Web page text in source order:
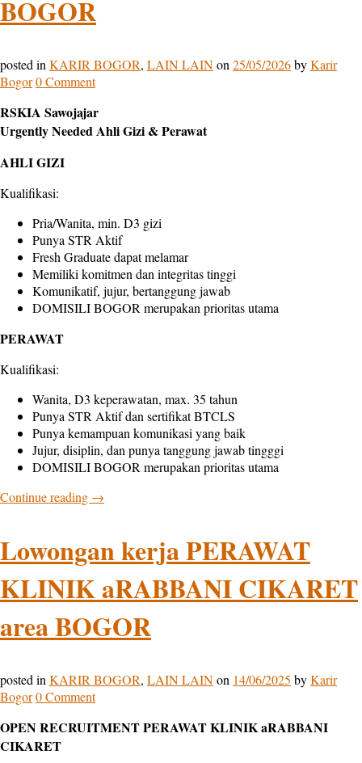
BOGOR
posted inKARIR BOGOR, LAIN LAINon25/05/2026byKarir
Bogor0 Comment
RSKIA Sawojajar
Urgently Needed Ahli Gizi & Perawat
AHLI GIZI
Kualifikasi:
Pria/Wanita, min. D3 gizi
Punya STR Aktif
Fresh Graduate dapat melamar
Memiliki komitmen dan integritas tinggi
Komunikatif, jujur, bertanggung jawab
DOMISILI BOGOR merupakan prioritas utama
PERAWAT
Kualifikasi:
Wanita, D3 keperawatan, max. 35 tahun
Punya STR Aktif dan sertifikat BTCLS
Punya kemampuan komunikasi yang baik
Jujur, disiplin, dan punya tanggung jawab tingggi
DOMISILI BOGOR merupakan prioritas utama
Continue reading →
Lowongan kerja PERAWAT
KLINIK aRABBANI CIKARET
area BOGOR
posted inKARIR BOGOR, LAIN LAINon 14/06/2025 byKarir
Bogor0 Comment
OPEN RECRUITMENT PERAWAT KLINIK aRABBANI
CIKARET